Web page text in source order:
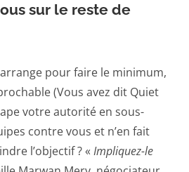
sur le reste de
pour faire le minimum,
(Vous avez dit Quiet
votre autorité en sous-
contre vous et n’en fait
l’objectif ? « Impliquez-le